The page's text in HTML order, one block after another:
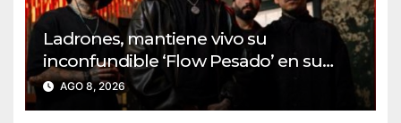
Ladrones, mantiene vivo su
inconfundible ‘Flow Pesado’ en su
nuevo sencillo ‘No Que No’
AGO 8, 2026